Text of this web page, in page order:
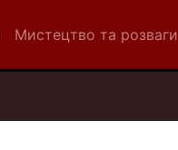
Мистецтво та розваги